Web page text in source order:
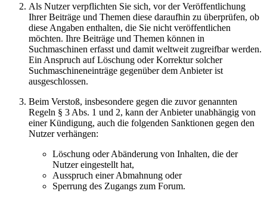
Als Nutzer verpflichten Sie sich, vor der Veröffentlichung
Ihrer Beiträge und Themen diese daraufhin zu überprüfen, ob
diese Angaben enthalten, die Sie nicht veröffentlichen
möchten. Ihre Beiträge und Themen können in
Suchmaschinen erfasst und damit weltweit zugreifbar werden.
Ein Anspruch auf Löschung oder Korrektur solcher
Suchmaschineneinträge gegenüber dem Anbieter ist
ausgeschlossen.
Beim Verstoß, insbesondere gegen die zuvor genannten
Regeln § 3 Abs. 1 und 2, kann der Anbieter unabhängig von
einer Kündigung, auch die folgenden Sanktionen gegen den
Nutzer verhängen:
Löschung oder Abänderung von Inhalten, die der
Nutzer eingestellt hat,
Ausspruch einer Abmahnung oder
Sperrung des Zugangs zum Forum.